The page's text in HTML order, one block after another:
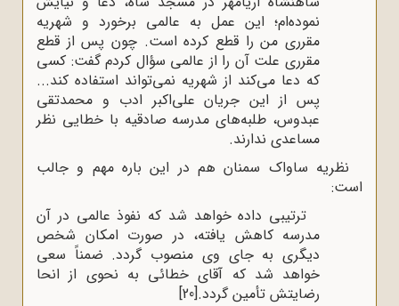
نموده‌ام؛ این عمل به عالمی برخورد و شهریه
مقرری من را قطع کرده است. چون پس از قطع
مقرری علت آن را از عالمی سؤال کردم گفت: کسی
که دعا می‌کند از شهریه نمی‌تواند استفاده کند...
پس از این جریان علی‌اکبر ادب و محمدتقی
عبدوس، طلبه‌های مدرسه صادقیه با خطایی نظر
مساعدی ندارند.
نظریه ساواک سمنان هم در این باره مهم و جالب
است:
ترتیبی داده خواهد شد که نفوذ عالمی در آن
مدرسه کاهش یافته، در صورت امکان شخص
دیگری به جای وی منصوب گردد. ضمناً سعی
خواهد شد که آقای خطائی به نحوی از انحا
رضایتش تأمین گردد.[20]